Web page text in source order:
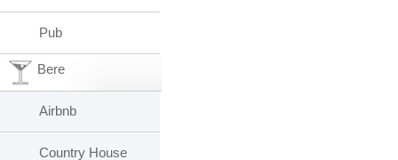
Pub
Bere
Airbnb
Country House